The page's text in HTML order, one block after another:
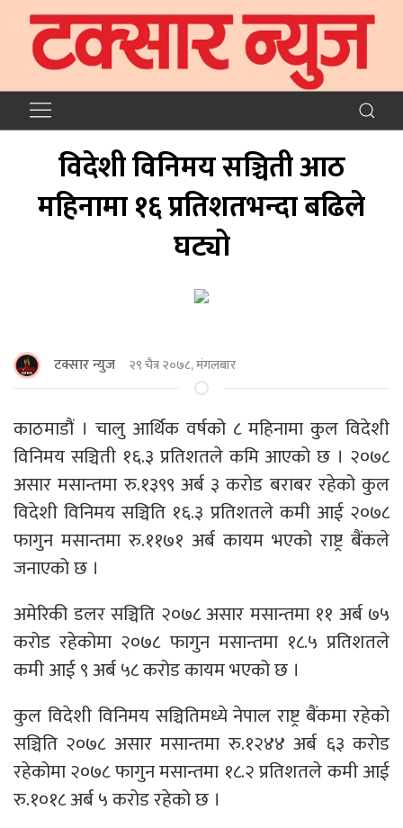
विदेशी विनिमय सञ्चिती आठ
महिनामा १६ प्रतिशतभन्दा बढिले
घट्यो
टक्सार न्युज २९ चैत्र २०७८, मंगलबार
काठमाडौं । चालु आर्थिक वर्षको ८ महिनामा कुल विदेशी
विनिमय सञ्चिती १६.३ प्रतिशतले कमि आएको छ । २०७८
असार मसान्तमा रु.१३९९ अर्ब ३ करोड बराबर रहेको कुल
विदेशी विनिमय सञ्चिति १६.३ प्रतिशतले कमी आई २०७८
फागुन मसान्तमा रु.११७१ अर्ब कायम भएको राष्ट्र बैंकले
जनाएको छ ।
अमेरिकी डलर सञ्चिति २०७८ असार मसान्तमा ११ अर्ब ७५
करोड रहेकोमा २०७८ फागुन मसान्तमा १८.५ प्रतिशतले
कमी आई ९ अर्ब ५८ करोड कायम भएको छ ।
कुल विदेशी विनिमय सञ्चितिमध्ये नेपाल राष्ट्र बैंकमा रहेको
सञ्चिति २०७८ असार मसान्तमा रु.१२४४ अर्ब ६३ करोड
रहेकोमा २०७८ फागुन मसान्तमा १८.२ प्रतिशतले कमी आई
रु.१०१८ अर्ब ५ करोड रहेको छ ।